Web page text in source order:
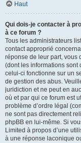
Haut
Qui dois-je contacter à
à ce forum ?
Tous les administrateurs
contact approprié
réponse de leur part, vous
(dont les informations sont
celui-ci fonctionne sur un
de gestion des abus.
juridiction et ne peut en
où et par qui ce forum est
problème d’ordre légal
ne sont pas directement
phpBB en lui-même. Si
Limited à propos d’une
à une réponse laconique